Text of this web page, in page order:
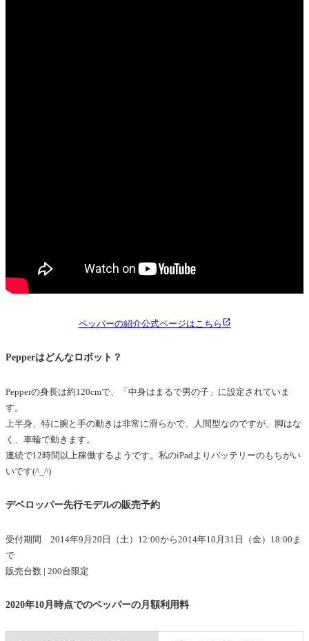
ペッパーの紹介公式ページはこちら
Pepperはどんなロボット？
Pepperの身長は約120cmで、「中身はまるで男の子」に設定されていま
す。
上半身、特に腕と手の動きは非常に滑らかで、人間型なのですが、脚はな
く、車輪で動きます。
連続で12時間以上稼働するようです。私のiPadよりバッテリーのもちがい
いです(^_^)
デベロッパー先行モデルの販売予約
受付期間 2014年9月20日（土）12:00から2014年10月31日（金）18:00ま
で
販売台数 | 200台限定
2020年10月時点でのペッパーの月額利用料